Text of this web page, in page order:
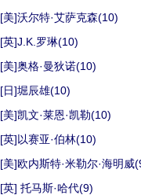
[美]沃尔特·艾萨克森(10)
[英]J.K.罗琳(10)
[美]奥格·曼狄诺(10)
[日]堀辰雄(10)
[美]凯文·莱恩·凯勒(10)
[英]以赛亚·伯林(10)
[美]欧内斯特·米勒尔·海明威
[英] 托马斯·哈代(9)